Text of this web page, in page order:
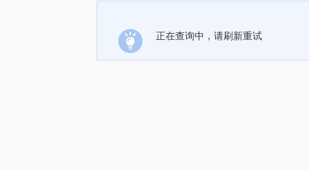
正在查询中，请刷新重试